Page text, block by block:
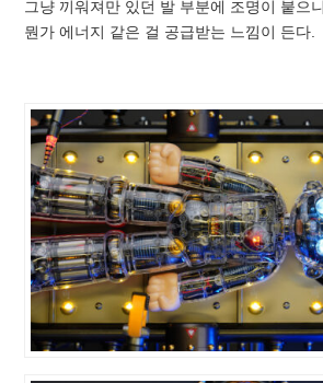
그냥 끼워져만 있던 발 부분에 조명이 붙으
뭔가 에너지 같은 걸 공급받는 느낌이 든다.